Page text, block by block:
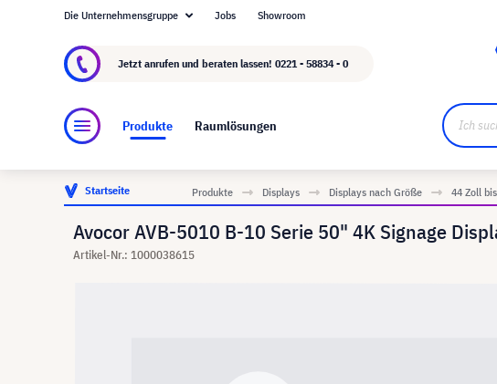
Über visunext.de
Die Unternehmensgruppe Jobs Showroom
Jetzt anrufen und beraten lassen! 0221 - 58834 - 0
Produkte Raumlösungen
Startseite Produkte Displays Displays nach Größe 44 Zoll
Avocor AVB-5010 B-10 Serie 50" 4K Signage
Artikel-Nr.: 1000038615